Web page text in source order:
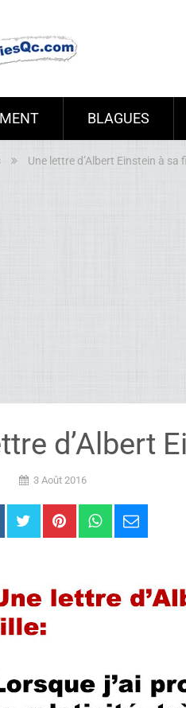
BLAGUES
Une lettre d’Albert Einstein à sa
d’Albert